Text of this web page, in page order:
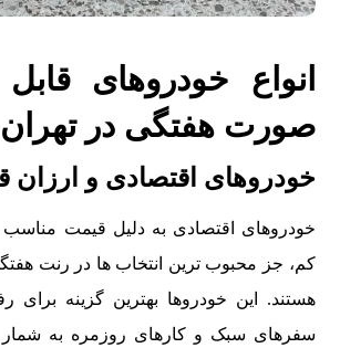
انواع خودروهای
صورت هفتگی در تهران
خودروهای اقتصادی و ارزان
خودروهای اقتصادی به دلیل قیمت
کم، جز محبوب ترین انتخاب ها در رنت
هستند. این خودروها بهترین گزینه
سفرهای سبک و کارهای روزمره به